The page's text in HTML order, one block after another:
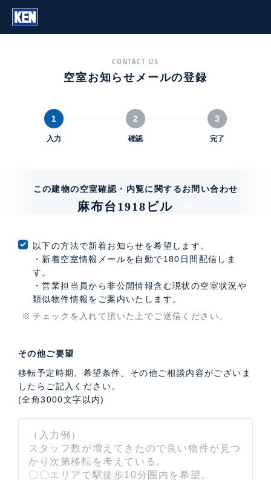
CONTACT US
空室お知らせメールの登録
1
入力
2
確認
3
完了
この建物の空室確認・内覧に関するお問い合わせ
麻布台1918ビル
以下の方法で新着お知らせを希望します。
・新着空室情報メールを自動で180日間配信しま
す。
・営業担当員から非公開情報含む現状の空室状況や
類似物件情報をご案内いたします。
チェックを入れて頂いた上でご送信ください。
その他ご要望
移転予定時期、希望条件、その他ご相談内容がございま
したらご記入ください。
(全角3000文字以内)